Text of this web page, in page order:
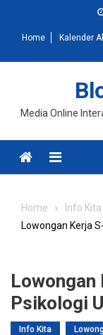
contentHome Kalender
Media Online
Menu
Home
Info Kita
Lowongan Kerja
Lowongan
Psikologi
Info Kita